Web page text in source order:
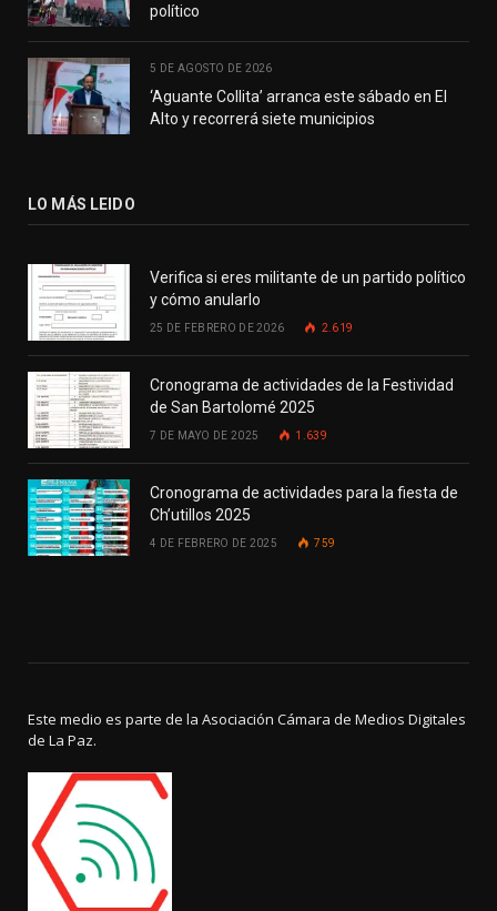
político
5 DE AGOSTO DE 2026
‘Aguante Collita’ arranca este sábado en El
Alto y recorrerá siete municipios
LO MÁS LEIDO
Verifica si eres militante de un partido político
y cómo anularlo
25 DE FEBRERO DE 2026 2.619
Cronograma de actividades de la Festividad
de San Bartolomé 2025
7 DE MAYO DE 2025 1.639
Cronograma de actividades para la fiesta de
Ch’utillos 2025
4 DE FEBRERO DE 2025 759
Este medio es parte de la Asociación Cámara de Medios Digitales
de La Paz.